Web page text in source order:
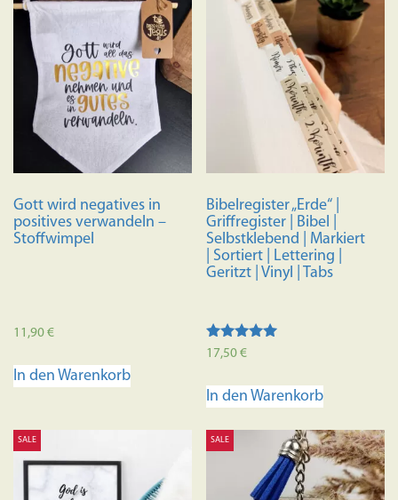
auf.
Die
können
auf
der
werden
Gott wird negatives in
positives verwandeln –
Stoffwimpel
11,90€
In den Warenkorb
Bibelregister „Erde“ |
Griffregister | Bibel |
Selbstklebend | Markiert
| Sortiert | Lettering |
Geritzt | Vinyl | Tabs
Bewertet
mit
von 5
17,50€
In den Warenkorb
SALE SALE